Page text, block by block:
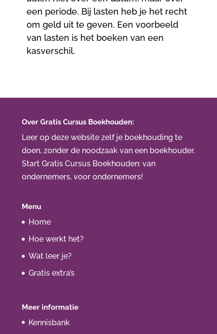
een periode. Bij lasten heb je het recht
om geld uit te geven. Een voorbeeld
van lasten is het boeken van een
kasverschil.
Over Gratis Cursus Boekhouden:
Leer op deze website zelf je boekhouding te
doen, zonder de noodzaak van een boekhouder.
Start Gratis Cursus Boekhouden: van
ondernemers, voor ondernemers!
Menu
Home
Hoe werkt het?
Wat leer je?
Gratis extra’s
Meer informatie
Kennisbank